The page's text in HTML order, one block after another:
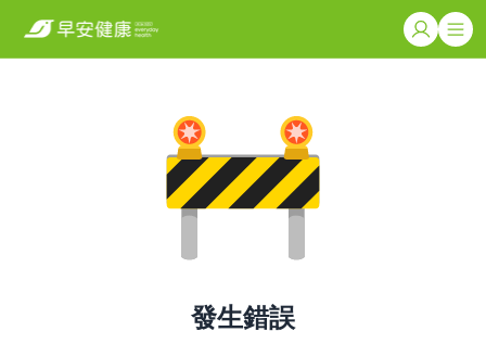
發生錯誤